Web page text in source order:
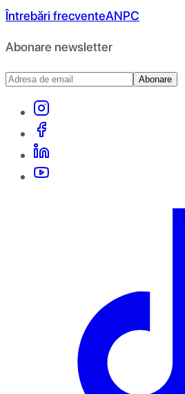
Întrebări frecventeANPC
Abonare newsletter
Abonare